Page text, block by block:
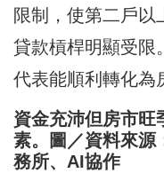
限制，使第二戶以
貸款槓桿明顯受限
代表能順利轉化為
資金充沛但房市旺
素。圖／資料來源
務所、AI協作